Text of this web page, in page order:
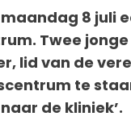
8 juli
Twee
lid van de
te
de kliniek’.